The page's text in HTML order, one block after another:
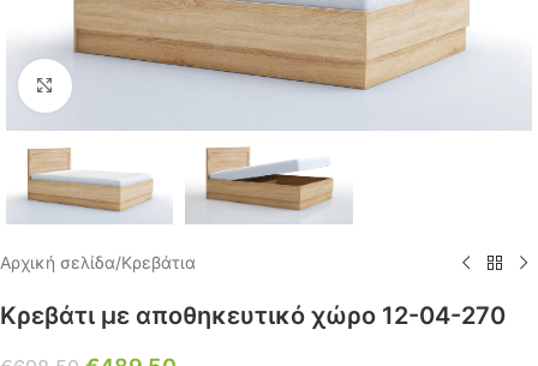
Click to enlarge
Αρχική σελίδα/Κρεβάτια
Κρεβάτι με αποθηκευτικό χώρο 12-04-270